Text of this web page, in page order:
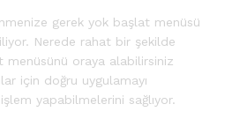
gerek yok başlat menüsü
Nerede rahat bir şekilde
oraya alabilirsiniz
için doğru uygulamayı
işlem yapabilmelerini sağlıyor.